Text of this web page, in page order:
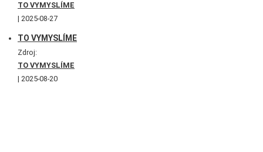
TO VYMYSLÍME
2025-08-27
TO VYMYSLÍME
Zdroj:
TO VYMYSLÍME
2025-08-20